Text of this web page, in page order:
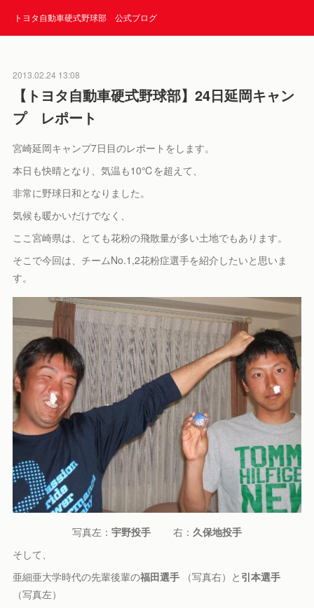
トヨタ自動車硬式野球部 公式ブログ
2013.02.24 13:08
【トヨタ自動車硬式野球部】24日延岡キャン
プ レポート
宮崎延岡キャンプ7日目のレポートをします。
本日も快晴となり、気温も10℃を超えて、
非常に野球日和となりました。
気候も暖かいだけでなく、
ここ宮崎県は、とても花粉の飛散量が多い土地でもあります。
そこで今回は、チームNo.1,2花粉症選手を紹介したいと思いま
す。
写真左： 宇野投手 右： 久保地投手
そして、
亜細亜大学時代の先輩後輩の福田選手 （写真右）と 引本選手
（写真左）